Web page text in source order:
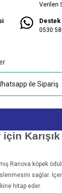
Verilen
Destek
0530
ile Sipariş
Ranova köpek
sağlar.
hitap eder.